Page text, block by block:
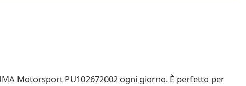
Motorsport PU102672002 ogni giorno. È perfetto per